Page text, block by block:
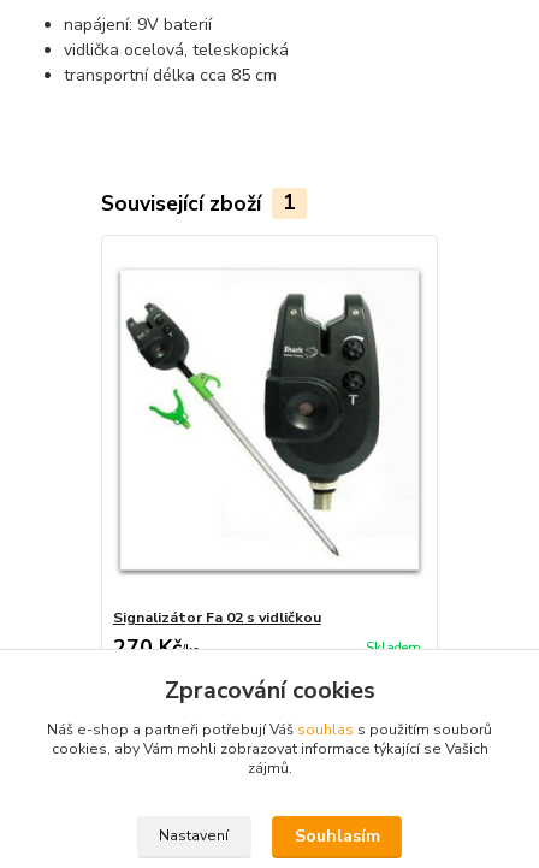
napájení: 9V baterií
vidlička ocelová, teleskopická
transportní délka cca 85 cm
Související zboží 1
Signalizátor Fa 02 s vidličkou
270 Kč/ks Skladem
Přidat do košíku
Signalizátory záběru
Zpracování cookies
Náš e-shop a partneři potřebují Váš souhlas s použitím souborů
cookies, aby Vám mohli zobrazovat informace týkající se Vašich
zájmů.
Nastavení Souhlasím